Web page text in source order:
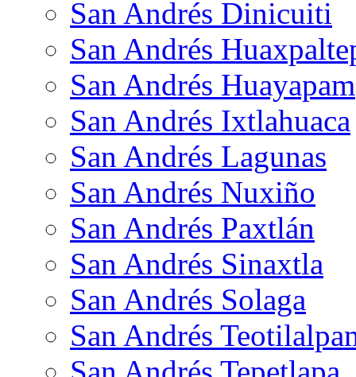
San Andrés Dinicuiti
San Andrés
San Andrés Huayapam
San Andrés Ixtlahuaca
San Andrés Lagunas
San Andrés Nuxiño
San Andrés Paxtlán
San Andrés Sinaxtla
San Andrés Solaga
San Andrés